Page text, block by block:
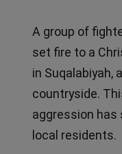
A group of
set fire to a
in Suqalabiyah,
countryside.
aggression has
local residents.